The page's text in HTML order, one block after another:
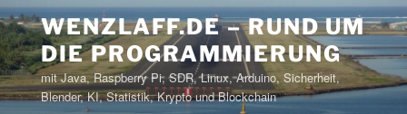
Zum
Inhalt
springen
WENZLAFF.DE – RUND UM
DIE PROGRAMMIERUNG
mit Java, Raspberry Pi, SDR, Linux, Arduino, Sicherheit,
Blender, KI, Statistik, Krypto und Blockchain